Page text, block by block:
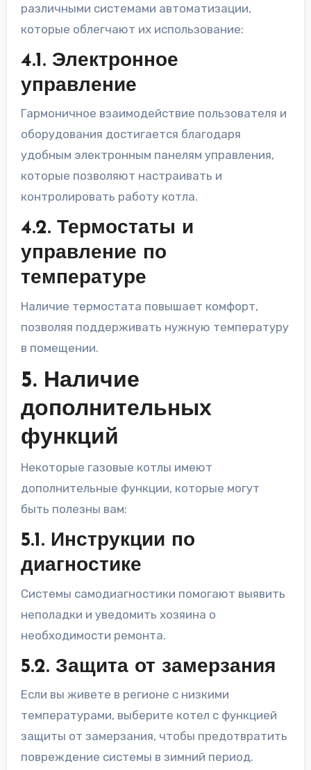
различными системами автоматизации,
которые облегчают их использование:
4.1. Электронное
управление
Гармоничное взаимодействие пользователя и
оборудования достигается благодаря
удобным электронным панелям управления,
которые позволяют настраивать и
контролировать работу котла.
4.2. Термостаты и
управление по
температуре
Наличие термостата повышает комфорт,
позволяя поддерживать нужную температуру
в помещении.
5. Наличие
дополнительных
функций
Некоторые газовые котлы имеют
дополнительные функции, которые могут
быть полезны вам:
5.1. Инструкции по
диагностике
Системы самодиагностики помогают выявить
неполадки и уведомить хозяина о
необходимости ремонта.
5.2. Защита от замерзания
Если вы живете в регионе с низкими
температурами, выберите котел с функцией
защиты от замерзания, чтобы предотвратить
повреждение системы в зимний период.